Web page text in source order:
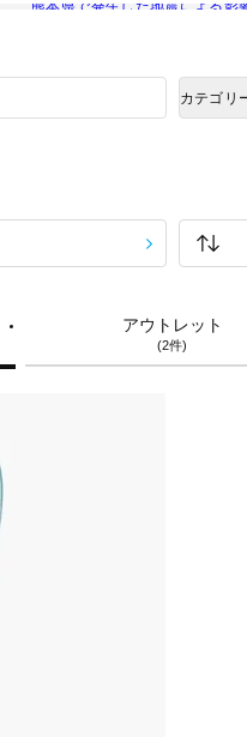
熊本県で発生した地震による影
カテゴリ
アウトレット
(2件)